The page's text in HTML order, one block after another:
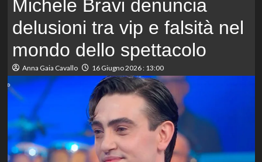
Michele Bravi denuncia
delusioni tra vip e falsità nel
mondo dello spettacolo
Anna Gaia Cavallo 16 Giugno 2026 : 13:00